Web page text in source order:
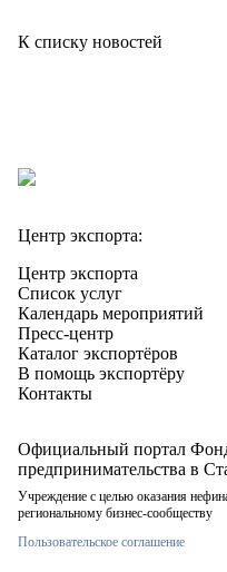
К списку новостей
Центр экспорта:
Центр экспорта
Список услуг
Календарь мероприятий
Пресс-центр
Каталог экспортёров
В помощь экспортёру
Контакты
Официальный портал
предпринимательства в
Учреждение с целью оказания
региональному бизнес-сообществу
Пользовательское соглашение